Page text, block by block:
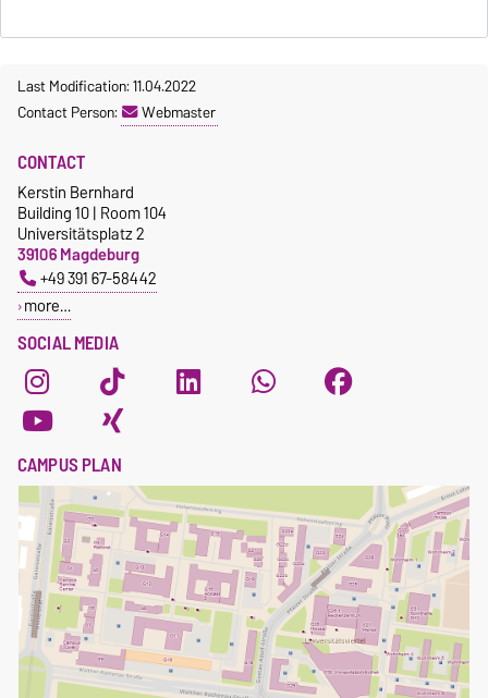
Last Modification: 11.04.2022
Contact Person:
Webmaster
SOCIAL MEDIA
CONTACT
Kerstin Bernhard
Building 10 | Room 104
Universitätsplatz 2
39106 Magdeburg
+49 391 67-58442
more…
CAMPUS PLAN